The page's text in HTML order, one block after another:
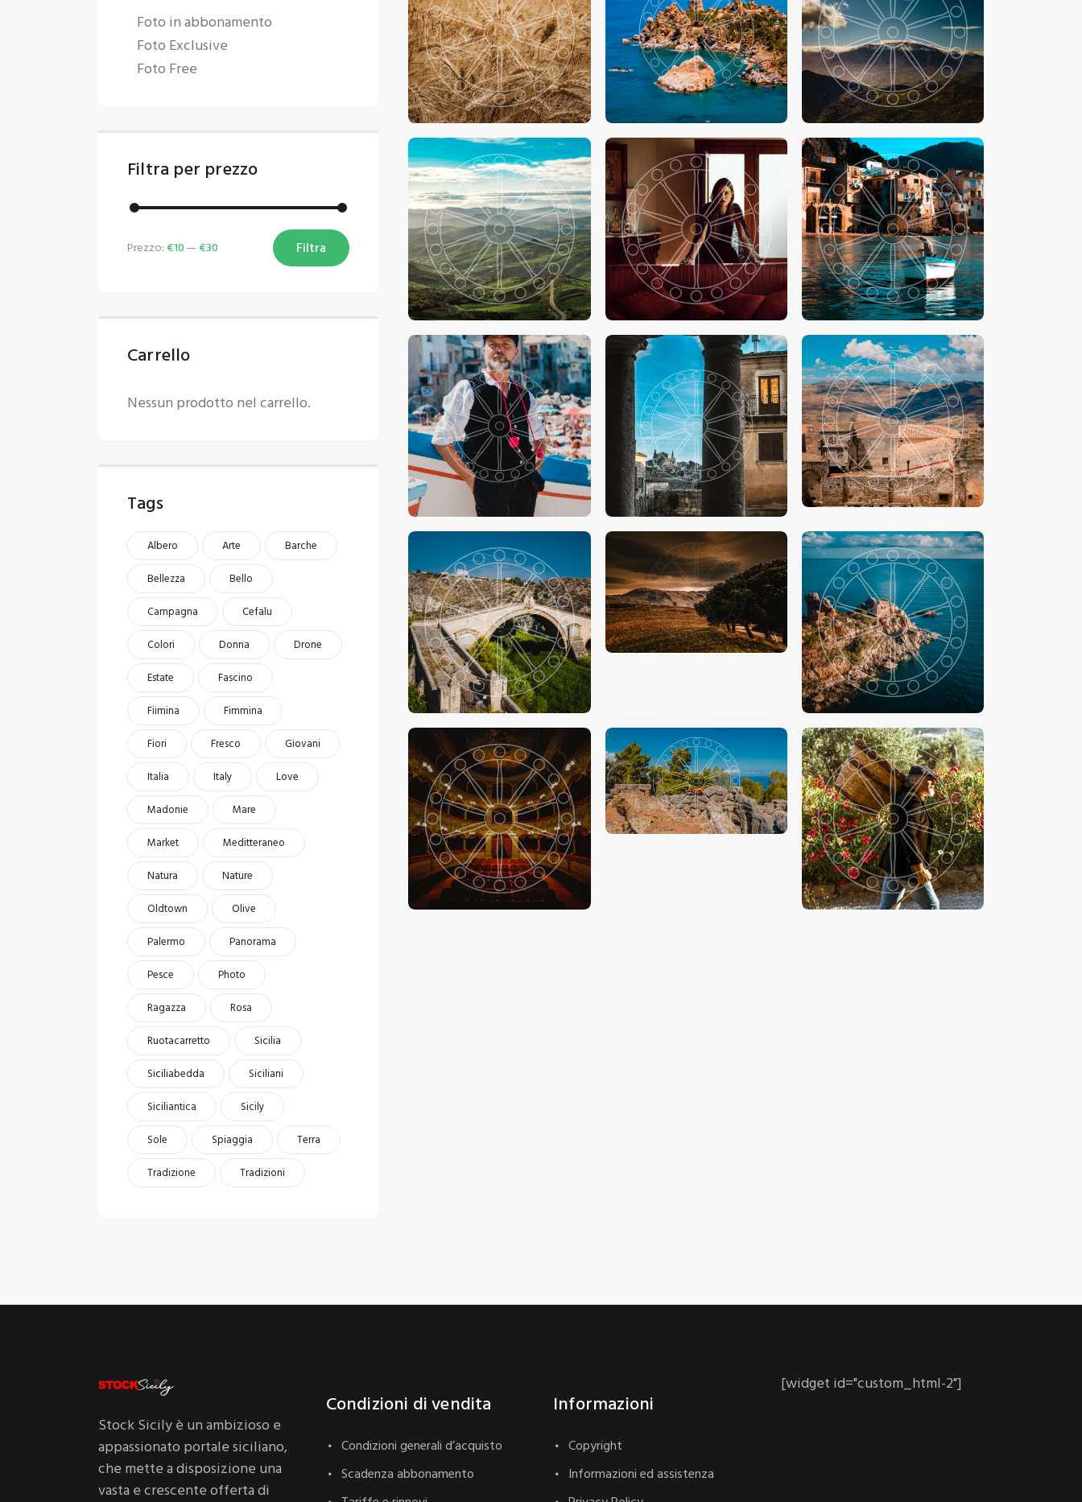
€15.00-€24.00 €15 00-€24.00 €15.00-€24.00
€15.00-€24.00 €15.00-€24.00 €15.00-€24.00
€ 00- . 00 €15.00-€24 €15.00-€24.00
€15.00-€24.00 €15.00-€24.00
€15.00-€24.00 €15.00-€24.00
Foto in abbonamento
Foto Exclusive
Foto Free
Filtra per prezzo
Filtra
Prezzo:€10 —€30
Carrello
Nessun prodotto nel carrello.
Tags
Albero Arte
Barche
Bellezza
Bello
Campagna
Cefalu
Colori
Donna
Drone
Estate
Fascino
Fiimina
Fimmina
Fiori
Fresco
Giovani
Italia
Italy
Love
Madonie
Mare
Market
Meditteraneo
Natura
Nature
Oldtown
Olive
Palermo
Panorama
Pesce
Photo
Ragazza
Rosa
Ruotacarretto
Sicilia
Siciliabedda
Siciliani
Siciliantica
Sicily
Sole
Spiaggia
Terra
Tradizione
Tradizioni
Stock Sicily è un ambizioso e
appassionato portale siciliano,
che mette a disposizione una
vasta e crescente offerta di
Condizioni di vendita
Condizioni generali d’acquisto
Scadenza abbonamento
Informazioni
Copyright
Informazioni ed assistenza
[widget id="custom_html-2"]